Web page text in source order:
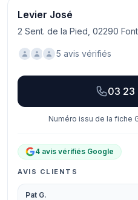
Levier José
2 Sent. de la Pied, 02290
5 avis vérifiés
03 23
Numéro issu de la fiche
4 avis vérifiés Google
AVIS CLIENTS
Pat G.